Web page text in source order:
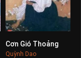
Cơn Gió Thoảng
Quỳnh Dao